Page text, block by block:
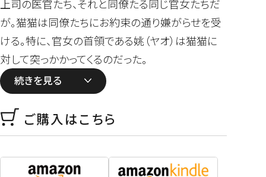
上司の医官たち、それと同僚たる同じ官女たちだ
が――。猫猫は同僚たちにお約束の通り嫌がらせを受
ける。特に、官女の首領である姚（ヤオ）は猫猫に
対して突っかかってくるのだった。
続きを見る
ご購入はこちら